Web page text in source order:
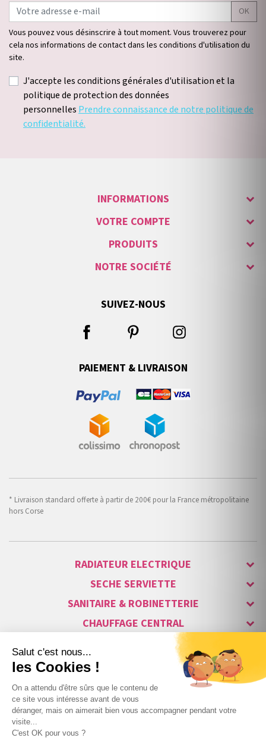
OK
Vous pouvez vous désinscrire à tout moment. Vous trouverez pour
cela nos informations de contact dans les conditions d'utilisation du
site.
J'accepte les conditions générales d'utilisation et la
politique de protection des données
personnelles Prendre connaissance de notre politique de
confidentialité.
INFORMATIONS
VOTRE COMPTE
PRODUITS
NOTRE SOCIÉTÉ
SUIVEZ-NOUS
PAIEMENT & LIVRAISON
* Livraison standard offerte à partir de 200€ pour la France métropolitaine
hors Corse
RADIATEUR ELECTRIQUE
SECHE SERVIETTE
SANITAIRE & ROBINETTERIE
CHAUFFAGE CENTRAL
ALARME & SÉCURITÉ
MAISON CONNECTÉE
VISIOPHONE & INTERPHONE
LUMINAIRES & ECLAIRAGE